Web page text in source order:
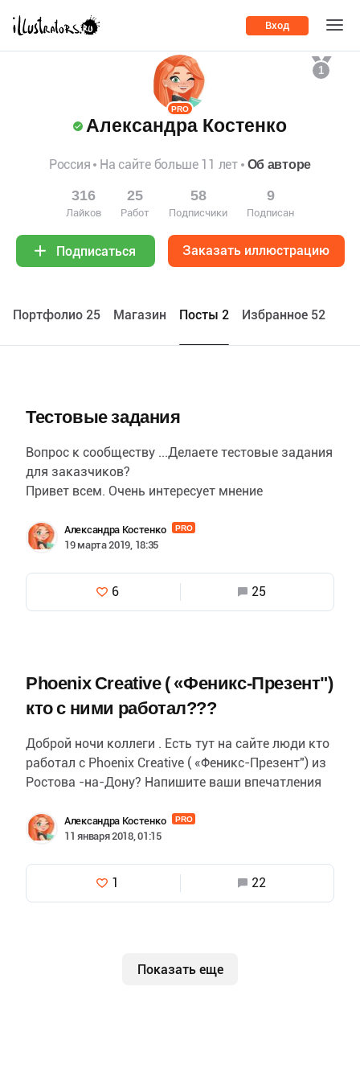
Вход
1
PRO
Александра Костенко
Россия На сайте больше 11 лет Об авторе
316
Лайков
25
Работ
58
Подписчики
9
Подписан
Подписаться Заказать иллюстрацию
Портфолио 25 Maгазин Посты 2 Избранное 52
Тестовые задания
Вопрос к сообществу ...Делаете тестовые задания
для заказчиков?
Привет всем. Очень интересует мнение
Периодически приходят такие вот ответы на…
Александра Костенко PRO
19 марта 2019, 18:35
6 25
Phoenix Creative ( «Феникс-Презент")
кто с ними работал???
Доброй ночи коллеги . Есть тут на сайте люди кто
работал с Phoenix Creative ( «Феникс-Презент") из
Ростова -на-Дону? Напишите ваши впечатления
Александра Костенко PRO
11 января 2018, 01:15
1 22
Показать еще